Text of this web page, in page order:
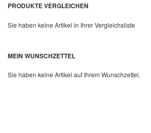
Quickview
PRODUKTE VERGLEICHEN
Sie haben keine Artikel in Ihrer Vergleichsliste
MEIN WUNSCHZETTEL
Sie haben keine Artikel auf Ihrem Wunschzettel.